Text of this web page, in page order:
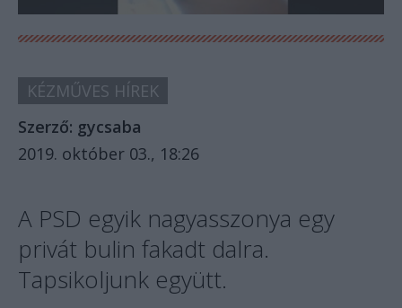
KÉZMŰVES HÍREK
Szerző: gycsaba
2019. október 03., 18:26
A PSD egyik nagyasszonya egy
privát bulin fakadt dalra.
Tapsikoljunk együtt.